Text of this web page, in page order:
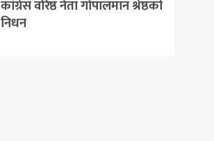
कांग्रेस वरिष्ठ नेता गोपालमान श्रेष्ठको
निधन